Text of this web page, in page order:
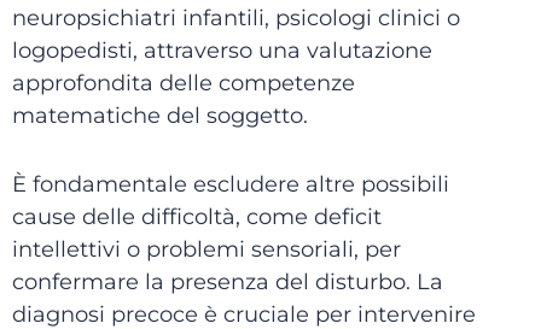
neuropsichiatri infantili, psicologi clinici o
logopedisti, attraverso una valutazione
approfondita delle competenze
matematiche del soggetto.
È fondamentale escludere altre possibili
cause delle difficoltà, come deficit
intellettivi o problemi sensoriali, per
confermare la presenza del disturbo. La
diagnosi precoce è cruciale per intervenire